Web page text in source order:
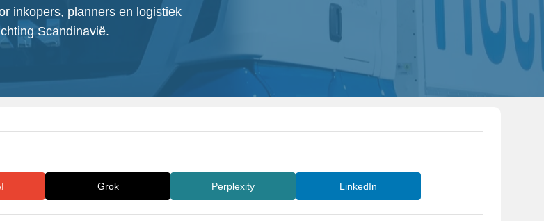
inkopers, planners en logistiek
Scandinavië.
Grok Perplexity LinkedIn